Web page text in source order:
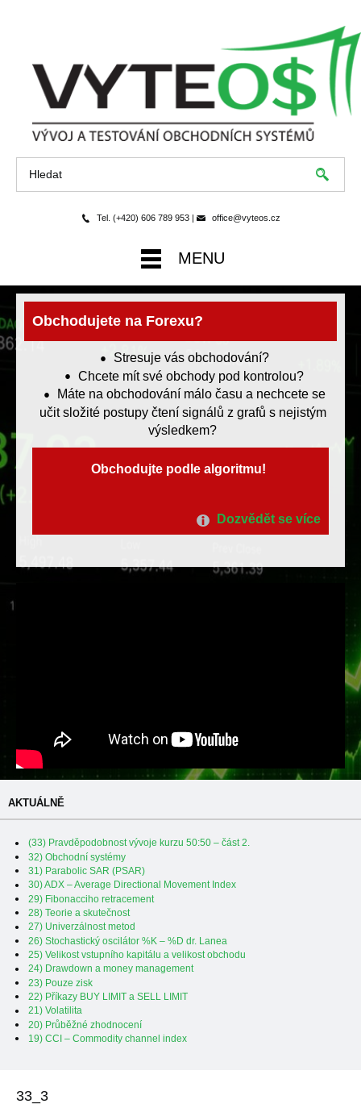
Tel. (+420) 606 789 953 | office@vyteos.cz
MENU
Obchodujete na Forexu?
Stresuje vás obchodování?
Chcete mít své obchody pod kontrolou?
Máte na obchodování málo času a nechcete se
učit složité postupy čtení signálů z grafů s nejistým
výsledkem?
Obchodujte podle algoritmu!
Dozvědět se více
AKTUÁLNĚ
(33) Pravděpodobnost vývoje kurzu 50:50 – část 2.
32) Obchodní systémy
31) Parabolic SAR (PSAR)
30) ADX – Average Directional Movement Index
29) Fibonacciho retracement
28) Teorie a skutečnost
27) Univerzálnost metod
26) Stochastický oscilátor %K – %D dr. Lanea
25) Velikost vstupního kapitálu a velikost obchodu
24) Drawdown a money management
23) Pouze zisk
22) Příkazy BUY LIMIT a SELL LIMIT
21) Volatilita
20) Průběžné zhodnocení
19) CCI – Commodity channel index
33_3